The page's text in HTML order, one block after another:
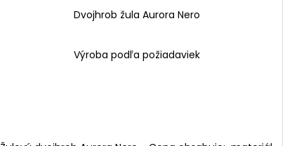
Dvojhrob žula Aurora Nero
Výroba podľa požiadaviek